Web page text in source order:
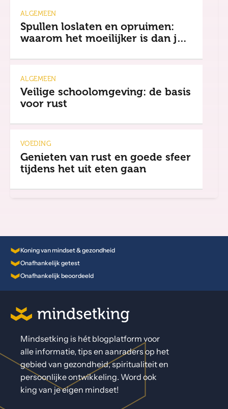
ALGEMEEN
Spullen loslaten en opruimen:
waarom het moeilijker is dan je
ALGEMEEN
Veilige schoolomgeving: de basis
voor rust
VOEDING
Genieten van rust en goede sfeer
tijdens het uit eten gaan
Koning van mindset & gezondheid
Onafhankelijk getest
Onafhankelijk beoordeeld
Mindsetking is hét blogplatform voor
alle informatie, tips en aanraders op het
gebied van gezondheid, spiritualiteit en
persoonlijke ontwikkeling. Word ook
king van je eigen mindset!